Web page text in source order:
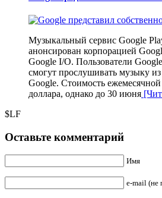
Музыкальный сервис Google
анонсирован корпорацией
Google I/O. Пользователи
смогут прослушивать музыку
Google. Стоимость
доллара, однако до 30 июня
$LF
Оставьте комментарий
Имя
e-mail (не